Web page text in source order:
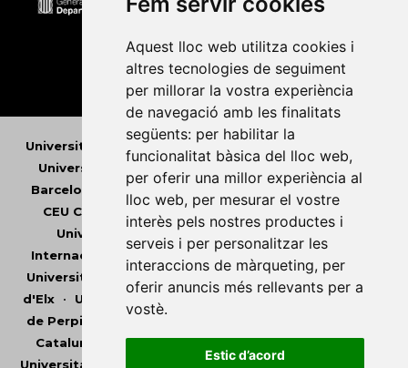
Aquest lloc web utilitza cookies i
altres tecnologies de seguiment
per millorar la vostra experiència
de navegació amb les finalitats
següents: per habilitar la
funcionalitat bàsica del lloc web,
per oferir una millor experiència al
lloc web, per mesurar el vostre
interès pels nostres productes i
serveis i per personalitzar les
interaccions de màrqueting, per
oferir anuncis més rellevants per a
vostè.
Estic d’acord
Universitat Abat Oliba CEU
Universitat d'Andorra
Universitat Autònoma de
Barcelona
Universitat de Barcelona •
CEU Cardenal Herrera•
Universitat de les Illes Balears
•
Internacional de Catalunya
•
Universitat de Lleida
Universitat Miguel Hernández
d'Elx• Universitat Oberta de Catalunya
Universitat
de Perpinyà Via Domitia
Catalunya
Universitat Politècnica de València•
Universitat Pompeu Fabra
•Universitat Ramon Llull